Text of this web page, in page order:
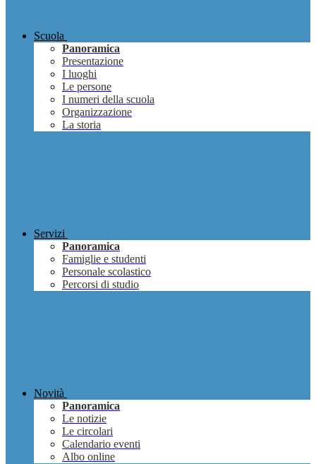
Scuola
Panoramica
Presentazione
I luoghi
Le persone
I numeri della scuola
Organizzazione
La storia
Servizi
Panoramica
Famiglie e studenti
Personale scolastico
Percorsi di studio
Novità
Panoramica
Le notizie
Le circolari
Calendario eventi
Albo online